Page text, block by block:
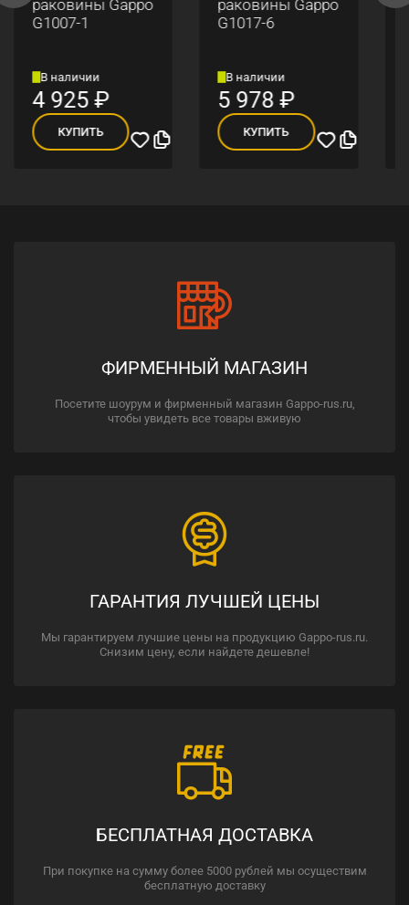
раковины Gappo
G1007-1
В наличии
4 925₽
КУПИТЬ
раковины Gappo
G1017-6
В наличии
5 978₽
КУПИТЬ
ФИРМЕННЫЙ МАГАЗИН
Посетите шоурум и фирменный магазин Gappo-rus.ru,
чтобы увидеть все товары вживую
ГАРАНТИЯ ЛУЧШЕЙ ЦЕНЫ
Мы гарантируем лучшие цены на продукцию Gappo-rus.ru.
Снизим цену, если найдете дешевле!
БЕСПЛАТНАЯ ДОСТАВКА
При покупке на сумму более 5000 рублей мы осуществим
бесплатную доставку